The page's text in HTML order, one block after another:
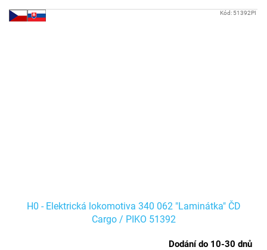
H0 - Elektrická lokomotiva 340 062 "Laminátka" ČD
Cargo / PIKO 51392
Dodání do 10-30 dnů
Kód: 51392PI